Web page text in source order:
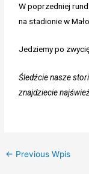
W poprzedniej
na stadionie w
Jedziemy po
Śledźcie nasze
znajdziecie
← Previous Wpis